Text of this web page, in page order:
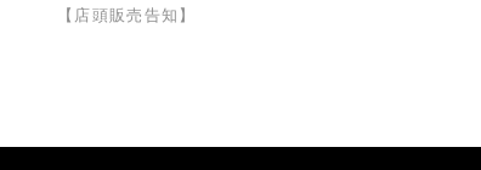
【店頭販売告知】